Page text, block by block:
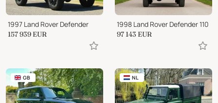
1997 Land Rover Defender
157 939 EUR
1998 Land Rover Defender 110
97 143 EUR
GB NL